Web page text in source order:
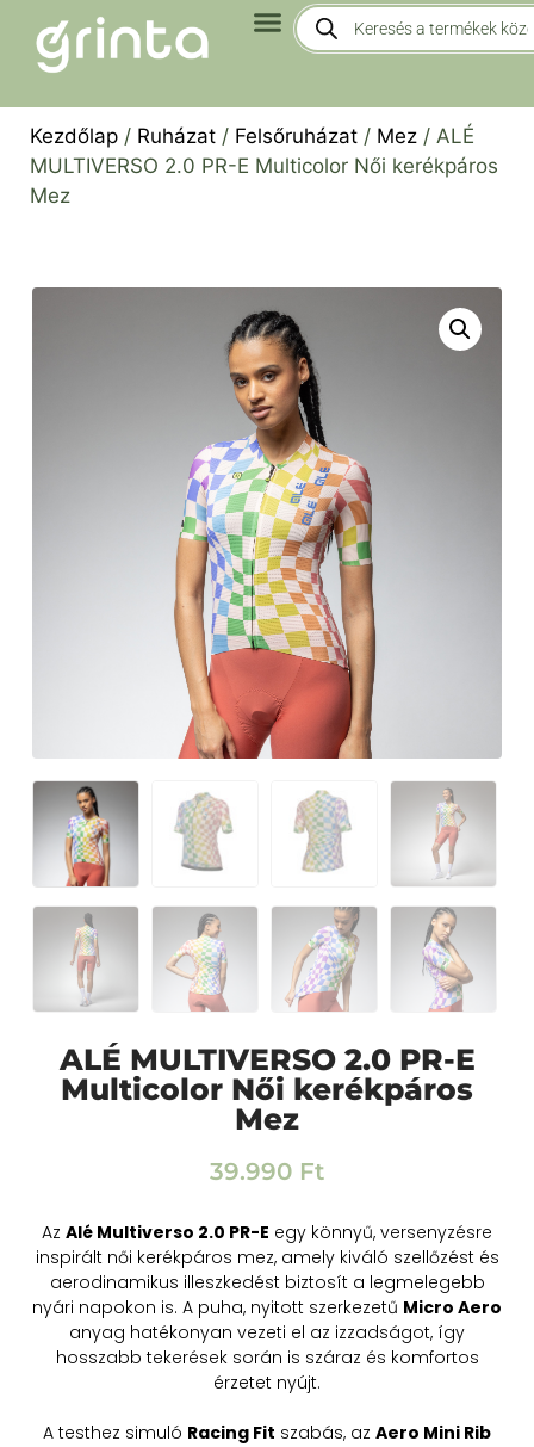
Kezdőlap / Ruházat / Felsőruházat / Mez / ALÉ
MULTIVERSO 2.0 PR-E Multicolor Női kerékpáros
Mez
ALÉ MULTIVERSO 2.0 PR-E
Multicolor Női kerékpáros
Mez
39.990 Ft
Az Alé Multiverso 2.0 PR-E egy könnyű, versenyzésre
inspirált női kerékpáros mez, amely kiváló szellőzést és
aerodinamikus illeszkedést biztosít a legmelegebb
nyári napokon is. A puha, nyitott szerkezetű Micro Aero
anyag hatékonyan vezeti el az izzadságot, így
hosszabb tekerések során is száraz és komfortos
érzetet nyújt.
A testhez simuló Racing Fit szabás, az Aero Mini Rib